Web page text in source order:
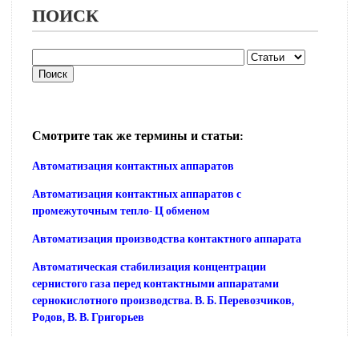
ПОИСК
Смотрите так же термины и статьи:
Автоматизация контактных аппаратов
Автоматизация контактных аппаратов с
промежуточным тепло- Ц обменом
Автоматизация производства контактного аппарата
Автоматическая стабилизация концентрации
сернистого газа перед контактными аппаратами
сернокислотного производства. В. Б. Перевозчиков,
Родов, В. В. Григорьев